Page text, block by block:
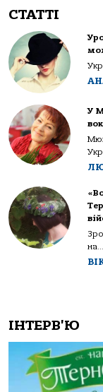
СТАТТІ
У
на...
ІНТЕРВ'Ю